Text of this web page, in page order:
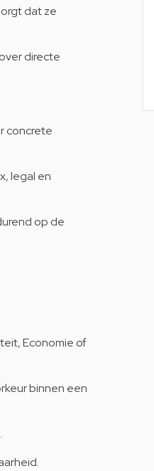
dat ze
directe
concrete
legal en
op de
Economie of
binnen een